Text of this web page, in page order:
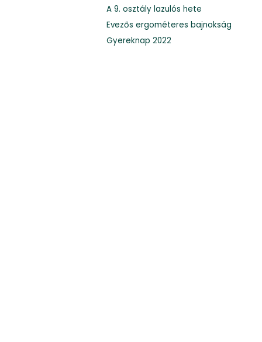
A 9. osztály lazulós hete
Evezős ergométeres bajnokság
Gyereknap 2022